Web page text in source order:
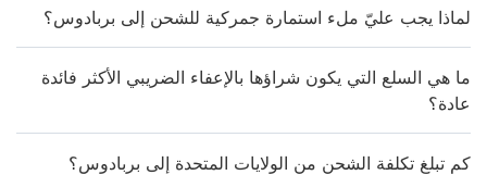
لماذا يجب عليّ ملء استمارة جمركية للشحن إلى بربادوس؟
ما هي السلع التي يكون شراؤها بالإعفاء الضريبي الأكثر فائدة
عادة؟
كم تبلغ تكلفة الشحن من الولايات المتحدة إلى بربادوس؟